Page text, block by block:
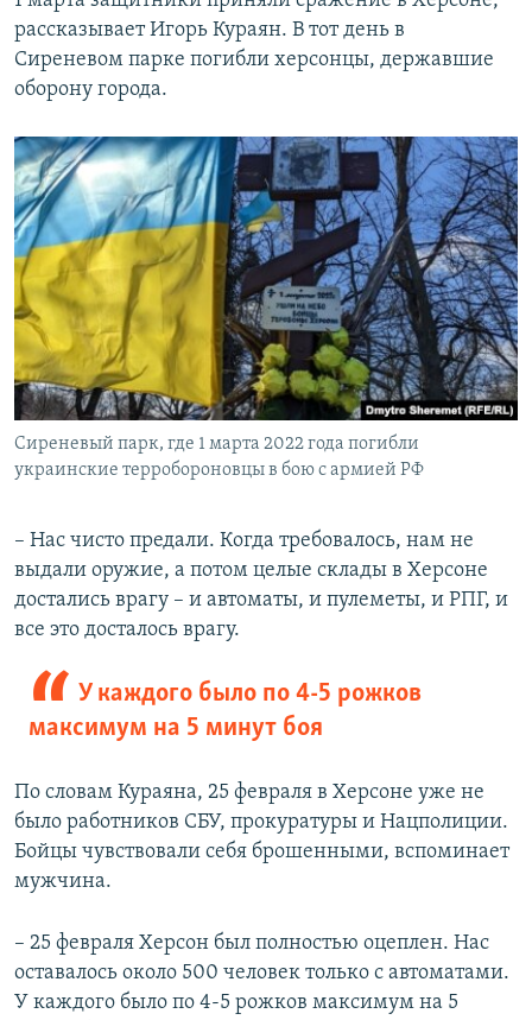
рассказывает Игорь Кураян. В тот день в
Сиреневом парке погибли херсонцы, державшие
оборону города.
Сиреневый парк, где 1 марта 2022 года погибли
украинские терробороновцы в бою с армией РФ
– Нас чисто предали. Когда требовалось, нам не
выдали оружие, а потом целые склады в Херсоне
достались врагу – и автоматы, и пулеметы, и РПГ, и
все это досталось врагу.
У каждого было по 4-5 рожков
максимум на 5 минут боя
По словам Кураяна, 25 февраля в Херсоне уже не
было работников СБУ, прокуратуры и Нацполиции.
Бойцы чувствовали себя брошенными, вспоминает
мужчина.
– 25 февраля Херсон был полностью оцеплен. Нас
оставалось около 500 человек только с автоматами.
У каждого было по 4-5 рожков максимум на 5